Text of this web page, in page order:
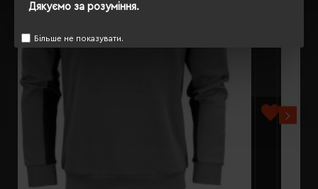
Дякуємо за розуміння.
Більше не показувати.